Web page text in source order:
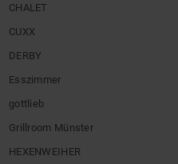
CHALET
CUXX
DERBY
Esszimmer
gottlieb
Grillroom Münster
HEXENWEIHER